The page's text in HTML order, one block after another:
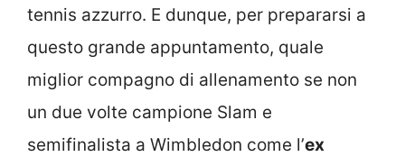
tennis azzurro. E dunque, per prepararsi a
questo grande appuntamento, quale
miglior compagno di allenamento se non
un due volte campione Slam e
semifinalista a Wimbledon come l’ex